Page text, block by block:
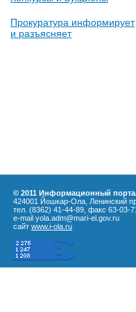
Прокуратура информирует
и разъясняет
© 2011 Информационный
424001 Йошкар-Ола, Ленинский
тел. (8362) 41-44-89, факс 63-03-
e-mail yola.adm@mari-el.gov.ru
сайт www.i-ola.ru